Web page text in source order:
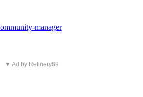
manager
▼ Ad by Refinery89